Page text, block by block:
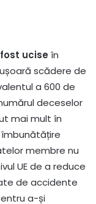
uciseîn
scădere de
a 600 de
deceselor
mai mult în
membre nu
UE de a reduce
de accidente
a-și